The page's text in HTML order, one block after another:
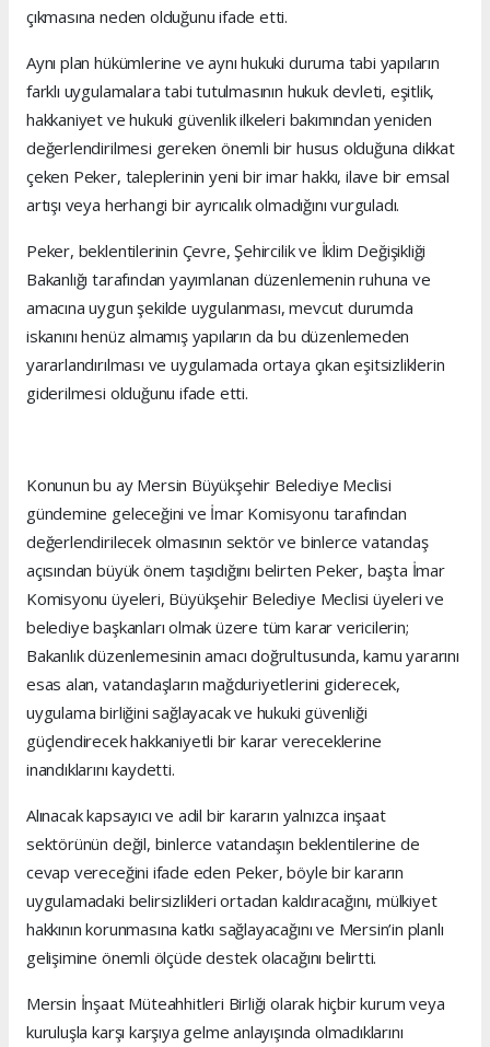
çıkmasına neden olduğunu ifade etti.
Aynı plan hükümlerine ve aynı hukuki duruma tabi yapıların
farklı uygulamalara tabi tutulmasının hukuk devleti, eşitlik,
hakkaniyet ve hukuki güvenlik ilkeleri bakımından yeniden
değerlendirilmesi gereken önemli bir husus olduğuna dikkat
çeken Peker, taleplerinin yeni bir imar hakkı, ilave bir emsal
artışı veya herhangi bir ayrıcalık olmadığını vurguladı.
Peker, beklentilerinin Çevre, Şehircilik ve İklim Değişikliği
Bakanlığı tarafından yayımlanan düzenlemenin ruhuna ve
amacına uygun şekilde uygulanması, mevcut durumda
iskanını henüz almamış yapıların da bu düzenlemeden
yararlandırılması ve uygulamada ortaya çıkan eşitsizliklerin
giderilmesi olduğunu ifade etti.
Konunun bu ay Mersin Büyükşehir Belediye Meclisi
gündemine geleceğini ve İmar Komisyonu tarafından
değerlendirilecek olmasının sektör ve binlerce vatandaş
açısından büyük önem taşıdığını belirten Peker, başta İmar
Komisyonu üyeleri, Büyükşehir Belediye Meclisi üyeleri ve
belediye başkanları olmak üzere tüm karar vericilerin;
Bakanlık düzenlemesinin amacı doğrultusunda, kamu yararını
esas alan, vatandaşların mağduriyetlerini giderecek,
uygulama birliğini sağlayacak ve hukuki güvenliği
güçlendirecek hakkaniyetli bir karar vereceklerine
inandıklarını kaydetti.
Alınacak kapsayıcı ve adil bir kararın yalnızca inşaat
sektörünün değil, binlerce vatandaşın beklentilerine de
cevap vereceğini ifade eden Peker, böyle bir kararın
uygulamadaki belirsizlikleri ortadan kaldıracağını, mülkiyet
hakkının korunmasına katkı sağlayacağını ve Mersin’in planlı
gelişimine önemli ölçüde destek olacağını belirtti.
Mersin İnşaat Müteahhitleri Birliği olarak hiçbir kurum veya
kuruluşla karşı karşıya gelme anlayışında olmadıklarını